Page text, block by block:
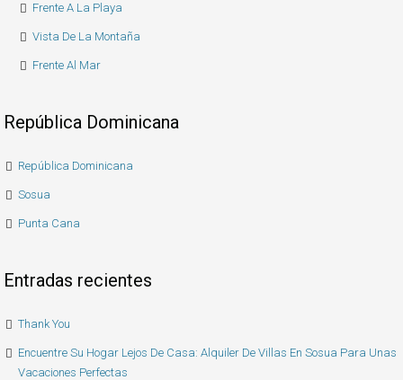
Frente A La Playa
Vista De La Montaña
Frente Al Mar
República Dominicana
República Dominicana
Sosua
Punta Cana
Entradas recientes
Thank You
Encuentre Su Hogar Lejos De Casa: Alquiler De Villas En Sosua Para Unas
Vacaciones Perfectas